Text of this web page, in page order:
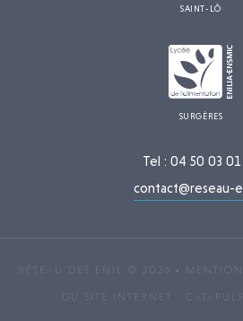
SAINT-LÔ
SURGÈRES
Tel : 04 50 03
contact@reseau-
RÉSEAU DES ENIL © 2026 •
DU SITE INTERNET :